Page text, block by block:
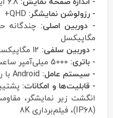
- رزولوشن نمایشگر:
- دوربین اصلی:
مگاپیکسل
- دوربین سلفی:
- باتری:
- سیستم عامل:
- قابلیت‌ها و امکانات:
انگشت زیر نمایشگر،
(IP68)، فیلم‌برداری 8K